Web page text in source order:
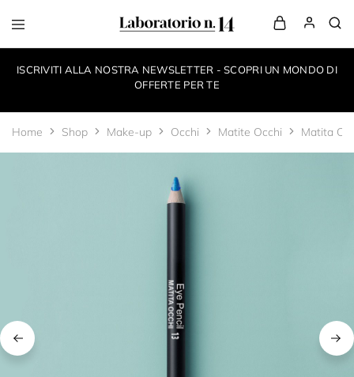
LaboratorioN14
your
make-
ISCRIVITI ALLA NOSTRA NEWSLETTER - SCOPRI UN MONDO DI
OFFERTE PER TE
Home Shop Make-up Occhi Matite Occhi Matita